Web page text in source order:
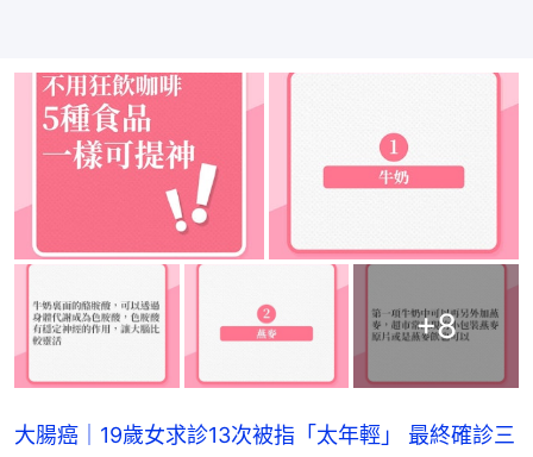
+8
大腸癌｜19歲女求診13次被指「太年輕」 最終確診三